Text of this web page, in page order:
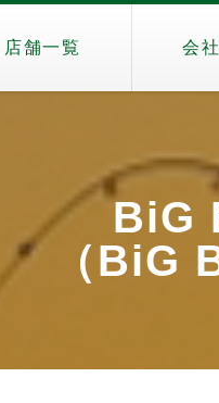
店舗一覧 会
BiG
（BiG